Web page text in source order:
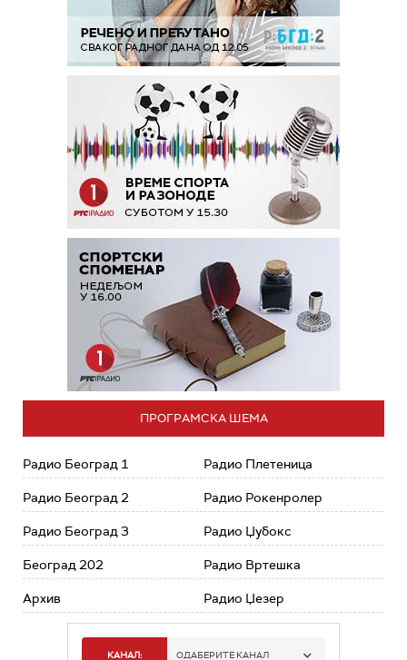
ПРОГРАМСКА ШЕМА
Радио Београд 1
Радио Београд 2
Радио Београд 3
Београд 202
Архив
Радио Плетеница
Радио Рокенролер
Радио Џубокс
Радио Вртешка
Радио Џезер
КАНАЛ: ОДАБЕРИТЕ КАНАЛ